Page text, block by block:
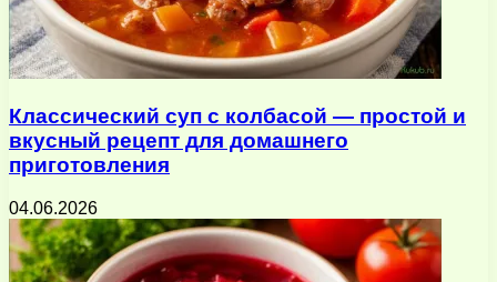
Классический суп с колбасой — простой и
вкусный рецепт для домашнего
приготовления
04.06.2026